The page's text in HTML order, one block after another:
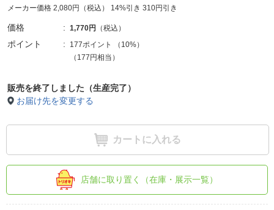
メーカー価格 2,080円（税込） 14%引き 310円引き
価格 1,770円 （税込）
ポイント 177ポイント （ 10%）
（177円相当）
販売を終了しました（生産完了）
お届け先を変更する
カートに入れる
店舗に取り置く（在庫・展示一覧）